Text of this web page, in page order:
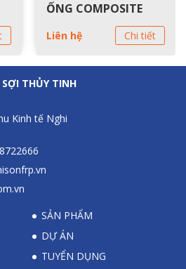
ỐNG COMPOSITE
Liên hệ Chi tiết
SỢI THỦY TINH
Kinh tế Nghi
666
SẢN PHẨM
DỰ ÁN
TUYỂN DỤNG